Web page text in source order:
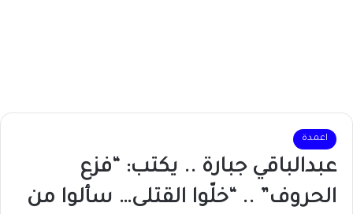
اعمدة
عبدالباقي جبارة .. يكتب: “فزع
الحروف” .. “خلّوا القتلى… سألوا من